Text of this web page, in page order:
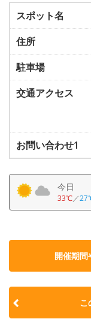
スポット名
住所
駐車場
交通アクセス
お問い合わせ1
今日
33℃／
開催期間
こ